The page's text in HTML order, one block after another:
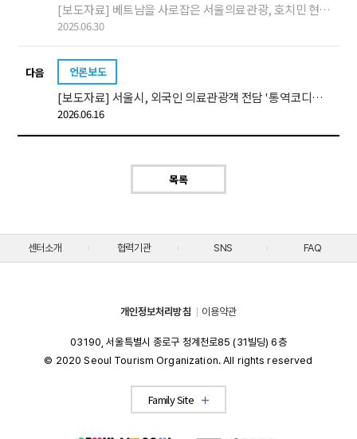
[보도자료] 베트남을 사로잡은 서울의료관광, 호치민 현지 로드쇼 성료
2025.06.30
다음 언론보도
[보도자료] 서울시, 외국인 의료관광객 전담 '통역코디네이터' 올해 1천명 투입
2026.06.16
목록
개인정보처리방침 이용약관
03190, 서울특별시 종로구 청계천로85 (31빌딩) 6층
© 2020 Seoul Tourism Organization. All rights reserved
Family Site
Partners
Convention
센터소개 협력기관 SNS FAQ